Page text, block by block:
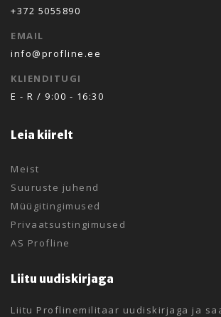
+372 5055890
EMAIL
info@profline.ee
KLIENDITUGI
E - R / 9:00 - 16:30
Leia kiirelt
Meist
Suuruste juhend
Müügitingimused
Privaatsustingimused
AS Profline
Liitu uudiskirjaga
Liitu Proflinemilitaar uudiskirjaga ja